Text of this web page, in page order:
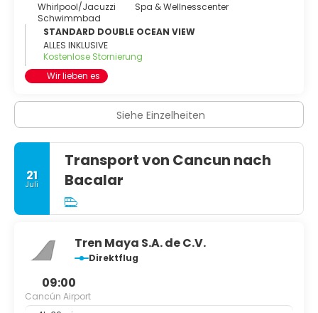
Whirlpool/Jacuzzi
Spa & Wellnesscenter
Schwimmbad
STANDARD DOUBLE OCEAN VIEW
ALLES INKLUSIVE
Kostenlose Stornierung
Wir lieben es
Siehe Einzelheiten
21
Juli
Transport von Cancun nach
Bacalar
Tren Maya S.A. de C.V.
Direktflug
09:00
Cancún Airport